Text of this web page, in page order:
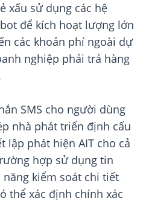
xấu sử dụng các hệ
để kích hoạt lượng lớn
các khoản phí ngoài dự
nghiệp phải trả hàng
SMS cho người dùng
nhà phát triển định cấu
lập phát hiện AIT cho cả
hợp sử dụng tin
kiểm soát chi tiết
thể xác định chính xác